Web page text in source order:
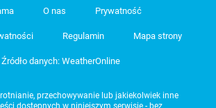
O nas Prywatność
Regulamin Mapa strony
Źródło danych: WeatherOnline
przechowywanie lub jakiekolwiek inne
dostępnych w niniejszym serwisie - bez